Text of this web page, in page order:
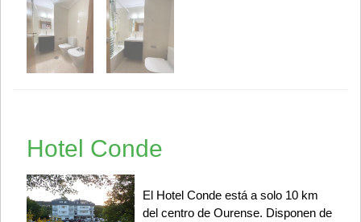
Hotel Conde
El Hotel Conde está a solo 10 km
del centro de Ourense. Disponen de